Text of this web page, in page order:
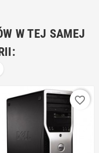
W TEJ SAMEJ
favorite_border